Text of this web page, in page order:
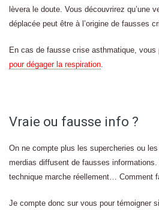
lèvera le doute. Vous découvrirez qu’une
déplacée peut être à l’origine de fausses
En cas de fausse crise asthmatique,
pour dégager la respiration.
Vraie ou fausse info ?
On ne compte plus les supercheries ou
merdias diffusent de fausses
technique marche réellement… Comment
Je compte donc sur vous pour témoigner